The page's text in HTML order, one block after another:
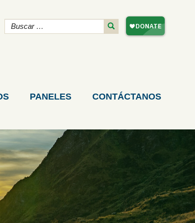
PANELES CONTÁCTANOS